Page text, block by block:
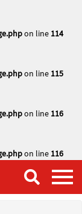
on line 114
on line 115
on line 116
on line 116